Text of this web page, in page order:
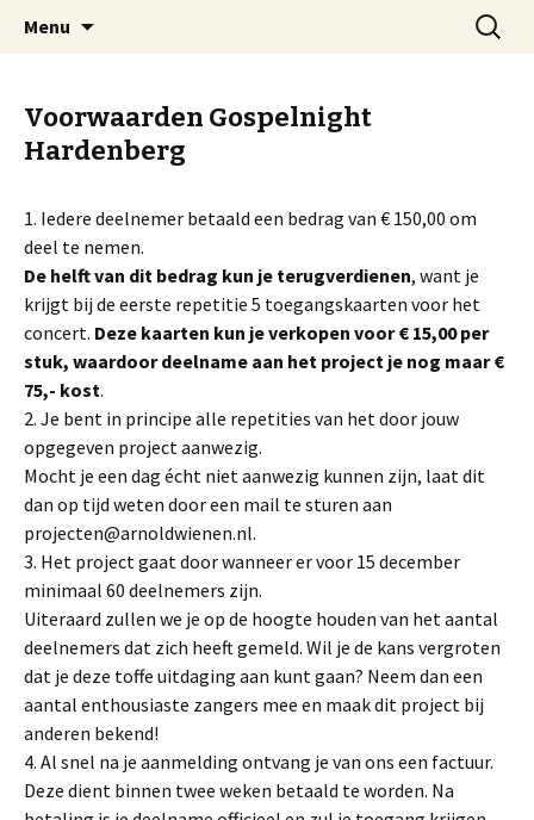
Arnold Wienen
Welkom op mijn website
Menu
Zoeken
naar:
Voorwaarden Gospelnight
Hardenberg
1. Iedere deelnemer betaald een bedrag van € 150,00 om
deel te nemen.
De helft van dit bedrag kun je terugverdienen, want je
krijgt bij de eerste repetitie 5 toegangskaarten voor het
concert. Deze kaarten kun je verkopen voor € 15,00 per
stuk, waardoor deelname aan het project je nog maar €
75,- kost.
2. Je bent in principe alle repetities van het door jouw
opgegeven project aanwezig.
Mocht je een dag écht niet aanwezig kunnen zijn, laat dit
dan op tijd weten door een mail te sturen aan
projecten@arnoldwienen.nl.
3. Het project gaat door wanneer er voor 15 december
minimaal 60 deelnemers zijn.
Uiteraard zullen we je op de hoogte houden van het aantal
deelnemers dat zich heeft gemeld. Wil je de kans vergroten
dat je deze toffe uitdaging aan kunt gaan? Neem dan een
aantal enthousiaste zangers mee en maak dit project bij
anderen bekend!
4. Al snel na je aanmelding ontvang je van ons een factuur.
Deze dient binnen twee weken betaald te worden. Na